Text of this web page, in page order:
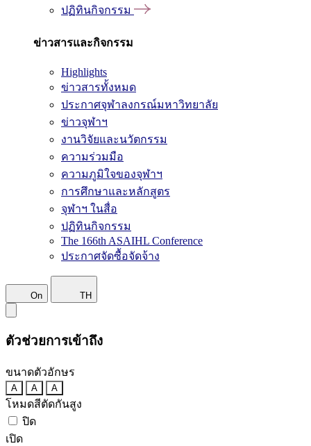
ปฏิทินกิจกรรม
ข่าวสารและกิจกรรม
Highlights
ข่าวสารทั้งหมด
ประกาศจุฬาลงกรณ์มหาวิทยาลัย
ข่าวจุฬาฯ
งานวิจัยและนวัตกรรม
ความร่วมมือ
ความภูมิใจของจุฬาฯ
การศึกษาและหลักสูตร
จุฬาฯ ในสื่อ
ปฏิทินกิจกรรม
The 166th ASAIHL Conference
ประกาศจัดซื้อจัดจ้าง
On TH
ตัวช่วยการเข้าถึง
ขนาดตัวอักษร
A A A
โหมดสีตัดกันสูง
ปิด
เปิด